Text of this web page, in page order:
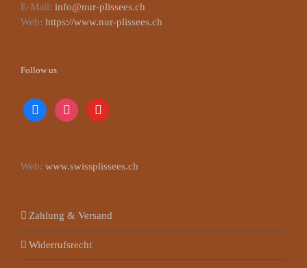
E-Mail: info@nur-plissees.ch
Web: https://www.nur-plissees.ch
Follow us
facebookinstagramyoutube
Web: www.swissplissees.ch
Zahlung & Versand
Widerrufsrecht